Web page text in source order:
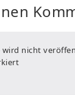
wird nicht